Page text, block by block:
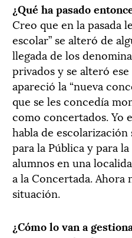
¿Qué ha pasado
Creo que en la pasada
escolar” se alteró de
llegada de los
privados y se alteró
apareció la “nueva
que se les concedía
como concertados. Yo
habla de escolarización
para la Pública y para
alumnos en una
a la Concertada. Ahora
situación.
¿Cómo lo van a